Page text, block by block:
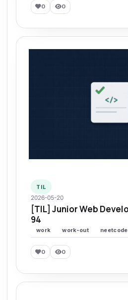
0 0
TIL
2026-05-20
[TIL] Junior Web
94
work work-out neetcode
0 0